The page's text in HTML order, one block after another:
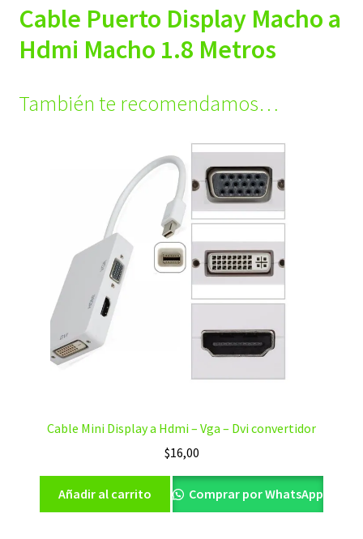
Cable Puerto Display Macho a
Hdmi Macho 1.8 Metros
También te recomendamos…
Cable Mini Display a Hdmi – Vga – Dvi convertidor
$16,00
Añadir al carrito Comprar por WhatsApp